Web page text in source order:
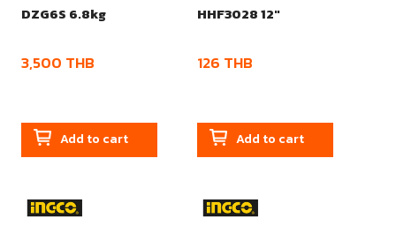
DZG6S 6.8kg
3,500 THB
Add to cart
HHF3028 12"
126 THB
Add to cart